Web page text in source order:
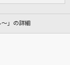
」の詳細